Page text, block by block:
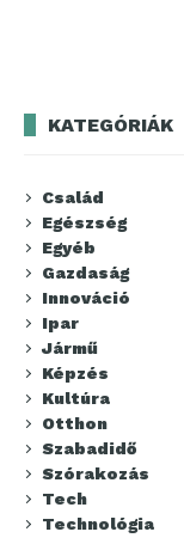
KATEGÓRIÁK
Család
Egészség
Egyéb
Gazdaság
Innováció
Ipar
Jármű
Képzés
Kultúra
Otthon
Szabadidő
Szórakozás
Tech
Technológia